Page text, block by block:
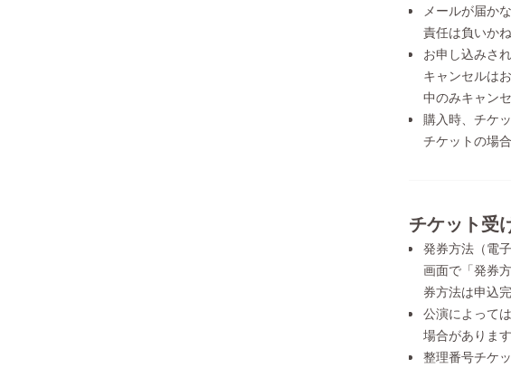
メールが届か
責任は負いかね
お申し込みさ
キャンセルは
中のみキャン
購入時、チケ
チケットの場
チケット受
発券方法（電
画面で「発券
券方法は申込
公演によって
場合があります
整理番号チケ